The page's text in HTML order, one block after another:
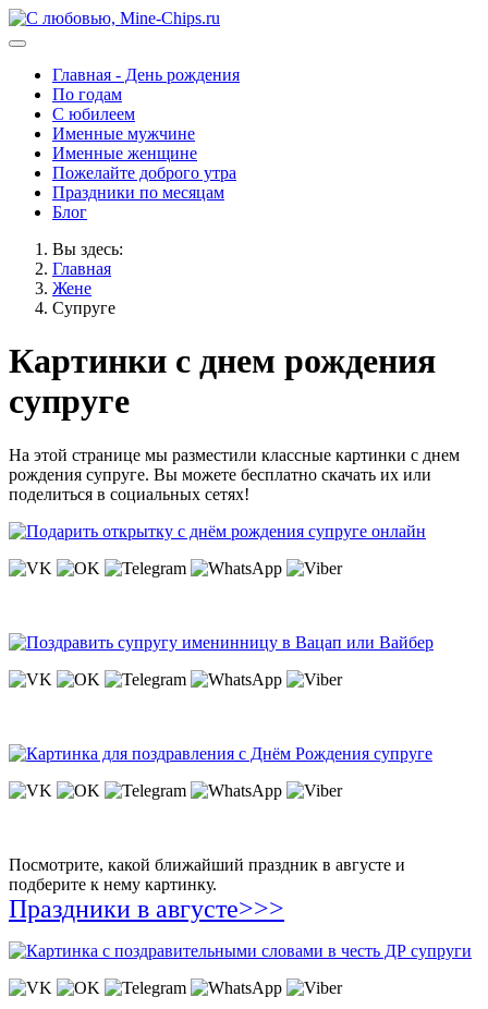
Главная - День рождения
По годам
С юбилеем
Именные мужчине
Именные женщине
Пожелайте доброго утра
Праздники по месяцам
Блог
Вы здесь:
Главная
Жене
Супруге
Картинки с днем рождения
супруге
На этой странице мы разместили классные картинки с днем
рождения супруге. Вы можете бесплатно скачать их или
поделиться в социальных сетях!
Посмотрите, какой ближайший праздник в августе и
подберите к нему картинку.
Праздники в августе>>>